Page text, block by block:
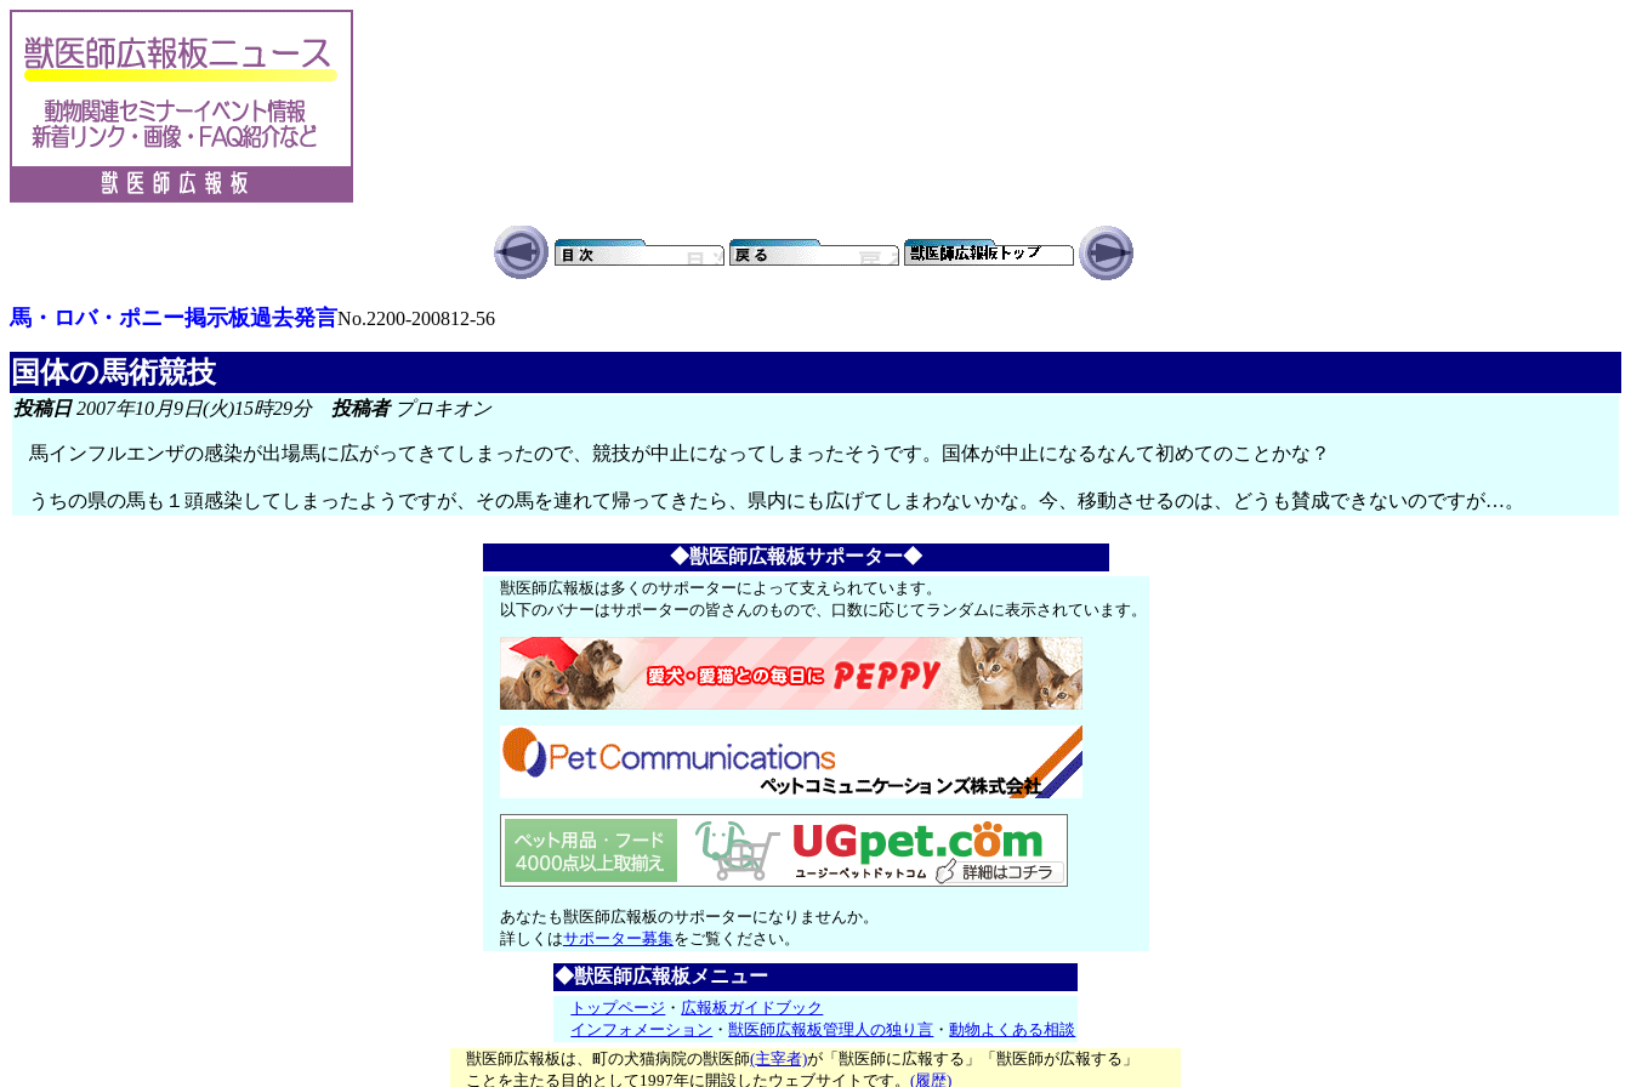
馬・ロバ・ポニー掲示板過去発言No.2200-200812-56
国体の馬術競技
投稿日2007年10月9日(火)15時29分 投稿者プロキオン
馬インフルエンザの感染が出場馬に広がってきてしまったので、競技が中止になってしまったそうです。国体が中止になるなんて初めてのことかな？
うちの県の馬も１頭感染してしまったようですが、その馬を連れて帰ってきたら、県内にも広げてしまわないかな。今、移動させるのは、どうも賛成できないのですが…。
◆獣医師広報板サポーター◆
獣医師広報板は多くのサポーターによって支えられています。
以下のバナーはサポーターの皆さんのもので、口数に応じてランダムに表示されています。
あなたも獣医師広報板のサポーターになりませんか。
詳しくはサポーター募集をご覧ください。
◆獣医師広報板メニュー
トップページ ・ 広報板ガイドブック
インフォメーション ・獣医師広報板管理人の独り言 ・動物よくある相談
獣医師広報板は、町の犬猫病院の獣医師(主宰者)が「獣医師に広報する」「獣医師が広報する」
ことを主たる目的として1997年に開設したウェブサイトです。(履歴)